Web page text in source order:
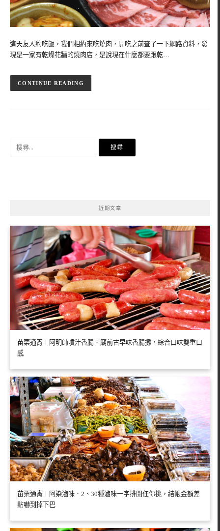
這天友人約吃飯，我們相約來吃燒肉，開吃之前查了一下網路資料，發
現是一家有乾燥花牆的燒肉店，是說現在什麼都要跟乾…
CONTINUE READING
近期文章
苗栗通宵︱阿明師噴汁香腸．廟前古早味香腸攤，綜合口味雙重口
感
苗栗通宵︱阿染滷味．2、30種滷味一字排開任你挑，結帳金額差
點嚇到掉下巴